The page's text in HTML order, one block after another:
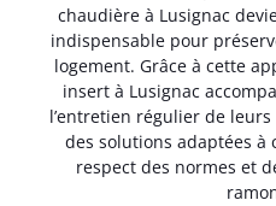
chaudière à Lusignac
indispensable pour
logement. Grâce à cette
insert à Lusignac
l’entretien régulier de
des solutions adaptées
respect des normes et